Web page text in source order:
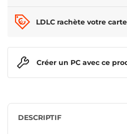
Créer un PC avec ce
LDLC rachète votre
DESCRIPTIF